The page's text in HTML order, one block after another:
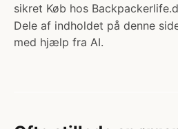
sikret Køb hos
Dele af indholdet på denne
med hjælp fra AI.